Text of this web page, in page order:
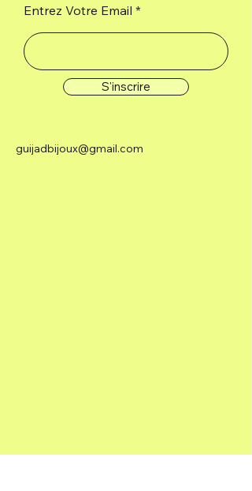
tolérance, spontanéité,
augmente l'estime de soi et la
Entrez Votre Email
S'inscrire
guijadbijoux@gmail.com